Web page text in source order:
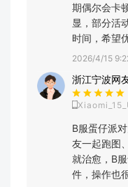
期偶尔会卡
显，部分活
时间，希望
2026/4/15
浙江宁波网
B服蛋仔派
友一起跑图
就治愈，B
件，操作也